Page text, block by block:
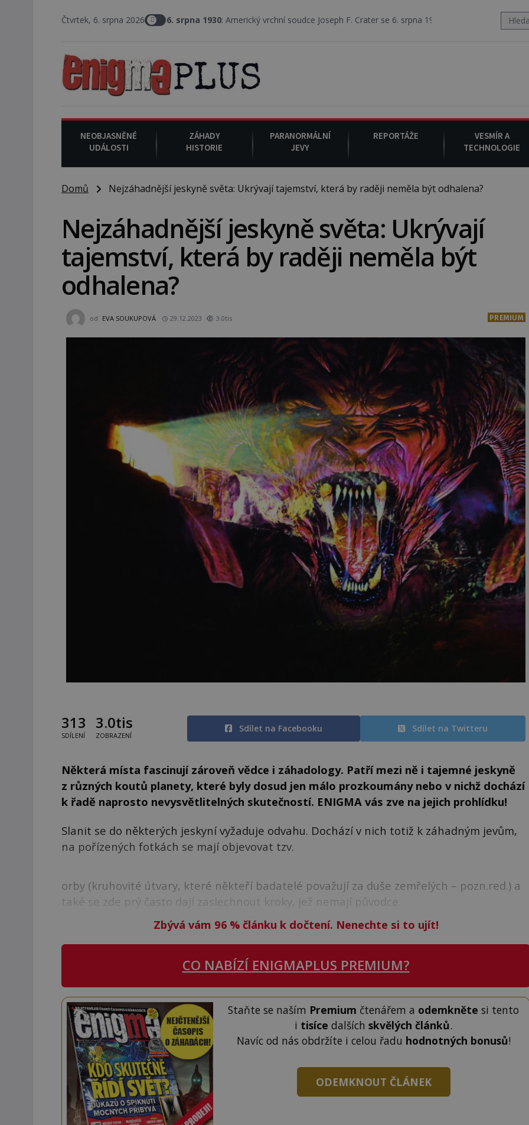
Čtvrtek, 6. srpna 2026
6. srpna 1930 : Americký vrchní soudce Joseph F. Crater se 6. srpna 1930 navečeří ve své oblíbené
NEOBJASNĚNÉ
UDÁLOSTI
ZÁHADY
HISTORIE
PARANORMÁLNÍ
JEVY
REPORTÁŽE
VESMÍR A
TECHNOLOGIE
Domů Nejzáhadnější jeskyně světa: Ukrývají tajemství, která by raději neměla být odhalena?
Nejzáhadnější jeskyně světa: Ukrývají
tajemství, která by raději neměla být
odhalena?
od EVA SOUKUPOVÁ 29.12.2023 3.0tis PREMIUM
313
SDÍLENÍ
3.0tis
ZOBRAZENÍ
Sdílet na Facebooku Sdílet na Twitteru
Některá místa fascinují zároveň vědce i záhadology. Patří mezi ně i tajemné jeskyně
z různých koutů planety, které byly dosud jen málo prozkoumány nebo v nichž dochází
k řadě naprosto nevysvětlitelných skutečností. ENIGMA vás zve na jejich prohlídku!
Slanit se do některých jeskyní vyžaduje odvahu. Dochází v nich totiž k záhadným jevům,
na pořízených fotkách se mají objevovat tzv.
orby (kruhovité útvary, které někteří badatelé považují za duše zemřelých – pozn.red.) a
také se zde prý často dají zaslechnout kroky, jež nemají původce.
Zbývá vám 96 %článku k dočtení. Nenechte si to ujít!
CO NABÍZÍ ENIGMAPLUS PREMIUM?
Staňte se naším Premium čtenářem a odemkněte si tento
i tisíce dalšíchskvělých článků.
Navíc od nás obdržíte i celou řadu hodnotných bonusů!
ODEMKNOUT ČLÁNEK